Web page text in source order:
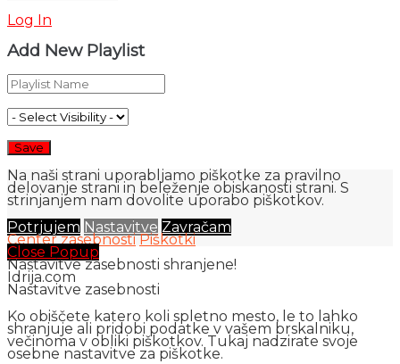
Log In
Add New Playlist
Na naši strani uporabljamo piškotke za pravilno
delovanje strani in beleženje obiskanosti strani. S
strinjanjem nam dovolite uporabo piškotkov.
Potrjujem Nastavitve Zavračam
Center zasebnosti Piškotki
Close Popup
Nastavitve zasebnosti shranjene!
Idrija.com
Nastavitve zasebnosti
Ko obiščete katero koli spletno mesto, le to lahko
shranjuje ali pridobi podatke v vašem brskalniku,
večinoma v obliki piškotkov. Tukaj nadzirate svoje
osebne nastavitve za piškotke.